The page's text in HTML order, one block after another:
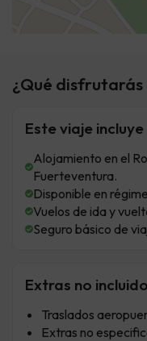
¿Qué disfrutarás
Este viaje incluye
Alojamiento en el
Fuerteventura.
Disponible en
Vuelos de ida y
Seguro básico de
Extras no
Traslados
Extras no